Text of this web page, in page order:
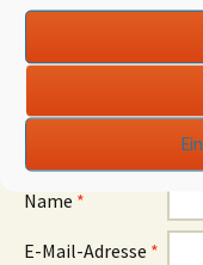
Name *
E-Mail-Adresse *